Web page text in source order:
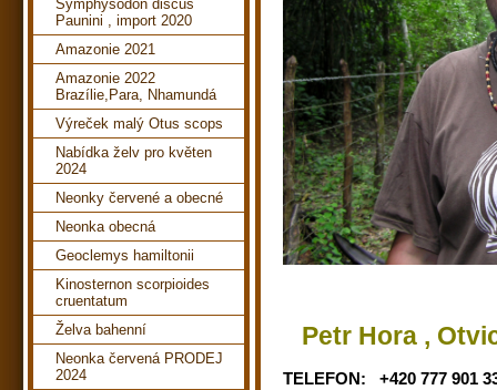
Petr Hora ,
TELEFON: +420 777 901
Symphysodon discus
Paunini , import 2020
Amazonie 2021
Amazonie 2022
Brazílie,Para, Nhamundá
Výreček malý Otus scops
Nabídka želv pro květen
2024
Neonky červené a obecné
Neonka obecná
Geoclemys hamiltonii
Kinosternon scorpioides
cruentatum
Želva bahenní
Neonka červená PRODEJ
2024